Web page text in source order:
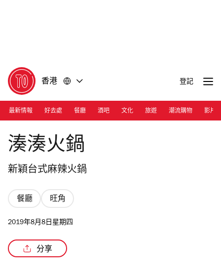
香港 登記
最新情報 好去處 餐廳 酒吧 文化 旅遊 潮流購物 影片
Photograph: Courtesy Coucou Hotpot
湊湊火鍋
新穎台式麻辣火鍋
餐廳 旺角
2019年8月8日星期四
分享